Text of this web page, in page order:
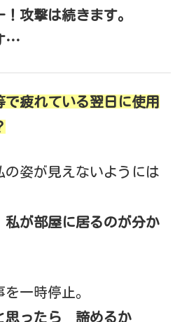
攻撃は続きます。
…
疲れている翌日に使用
姿が見えないようには
が部屋に居るのが分か
一時停止。
思ったら 諦めるか